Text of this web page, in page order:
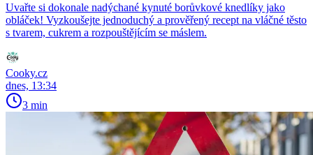
Uvařte si dokonale nadýchané kynuté borůvkové knedlíky jako
obláček! Vyzkoušejte jednoduchý a prověřený recept na vláčné těsto
s tvarem, cukrem a rozpouštějícím se máslem.
Cooky.cz
dnes, 13:34
3 min